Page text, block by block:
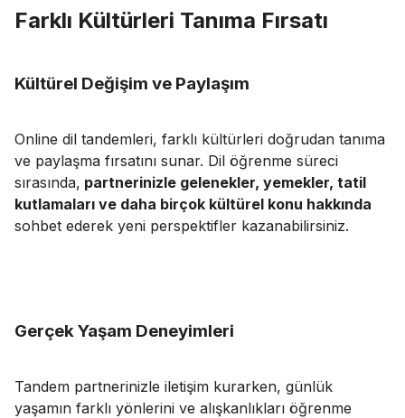
Farklı Kültürleri Tanıma Fırsatı
Kültürel Değişim ve Paylaşım
Online dil tandemleri, farklı kültürleri doğrudan tanıma
ve paylaşma fırsatını sunar. Dil öğrenme süreci
sırasında, partnerinizle gelenekler, yemekler, tatil
kutlamaları ve daha birçok kültürel konu hakkında
sohbet ederek yeni perspektifler kazanabilirsiniz.
Gerçek Yaşam Deneyimleri
Tandem partnerinizle iletişim kurarken, günlük
yaşamın farklı yönlerini ve alışkanlıkları öğrenme